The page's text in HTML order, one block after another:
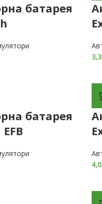
батарея
батарея